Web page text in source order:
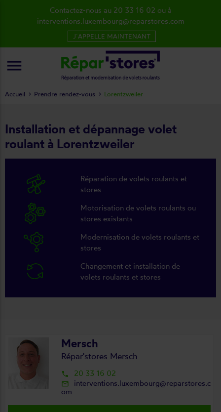
Installation et dépannage volet
roulant à Lorentzweiler
Réparation de volets roulants et
stores
Motorisation de volets roulants ou
stores existants
Modernisation de volets roulants et
stores
Changement et installation de
volets roulants et stores
Mersch
Répar'stores Mersch
local_phone 20 33 16 02
mail_outline
interventions.luxembourg@reparstores.c
om
Accueil Prendre rendez-vous Lorentzweiler
Contactez-nous au 20 33 16 02 ou à
interventions.luxembourg@reparstores.com
J´APPELLE MAINTENANT
menu